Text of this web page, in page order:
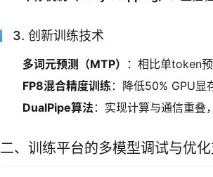
3. 创新训练技术
多词元预测（MTP）
：相比单token
FP8混合精度训练 ：降低50% GPU显
DualPipe算法 ：实现计算与通信重叠
二、训练平台的多模型调试与优